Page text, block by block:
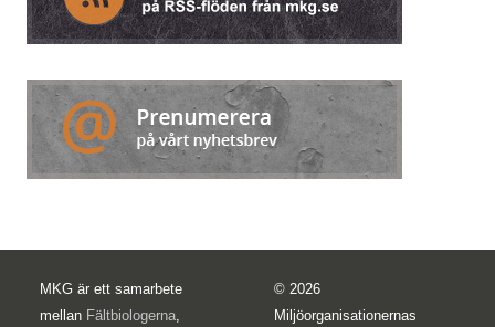
MKG är ett samarbete
mellan Fältbiologerna
© 2026
Miljöorganisationernas